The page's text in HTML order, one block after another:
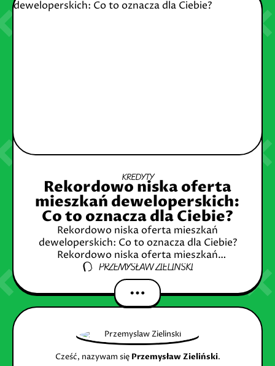
KREDYTY
Rekordowo niska oferta
mieszkań deweloperskich:
Co to oznacza dla Ciebie?
Rekordowo niska oferta mieszkań
deweloperskich: Co to oznacza dla Ciebie?
Rekordowo niska oferta mieszkań
deweloperskich: Co to oznacza dla Ciebie?
Krótka historia rynku nieruchomości w
Polsce Czynniki wpływające na spadek
PRZEMYSŁAW ZIELIŃSKI
Cześć, nazywam się Przemysław Zieliński.